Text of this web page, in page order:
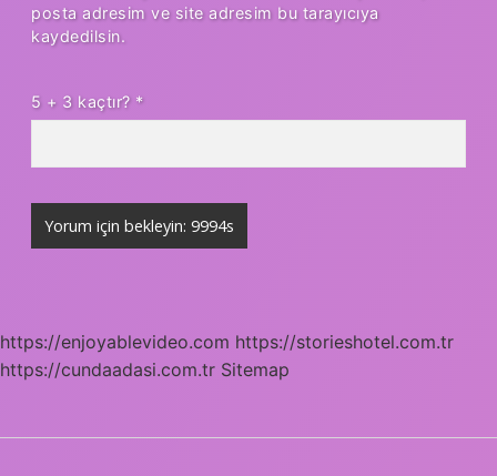
posta adresim ve site adresim bu tarayıcıya
kaydedilsin.
5 + 3 kaçtır? *
https://enjoyablevideo.com https://storieshotel.com.tr
https://cundaadasi.com.tr Sitemap